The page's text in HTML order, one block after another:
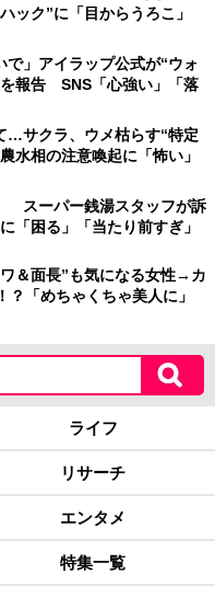
ック”に「目からうろこ」
で」アイラップ公式が“ウォ
報告 SNS「心強い」「落
…サクラ、ウメ枯らす“特定
相の注意喚起に「怖い」
スーパー銭湯スタッフが訴
「困る」「当たり前すぎ」
＆面長”も気になる女性→カ
？「めちゃくちゃ美人に」
ライフ
リサーチ
エンタメ
特集一覧